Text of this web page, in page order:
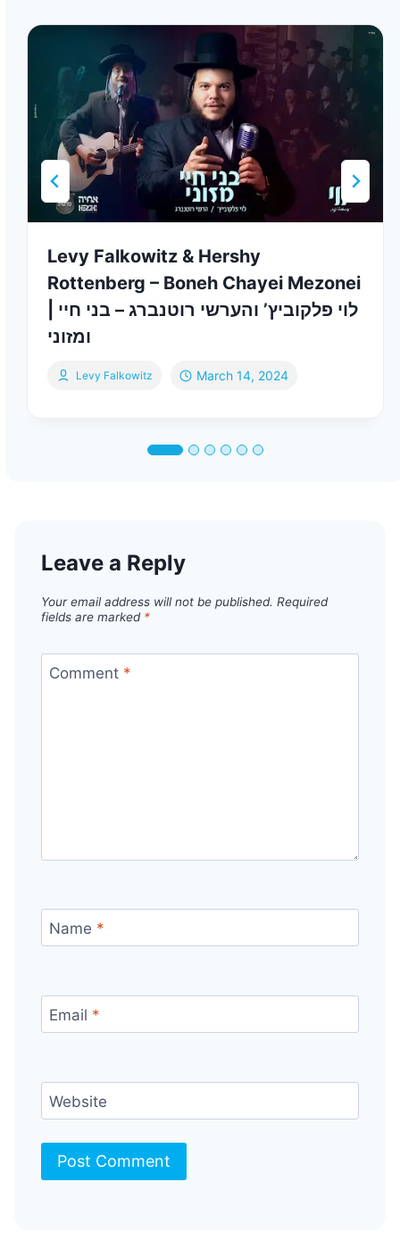
Levy Falkowitz & Hershy
Rottenberg – Boneh Chayei Mezonei
ומזוני
Levy Falkowitz March 14, 2024
Leave a Reply
Your email address will not be published. Required
fields are marked *
Comment *
Name *
Email *
Website